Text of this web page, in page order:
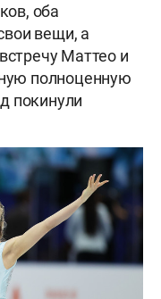
оба
вещи, а
Маттео и
полноценную
покинули